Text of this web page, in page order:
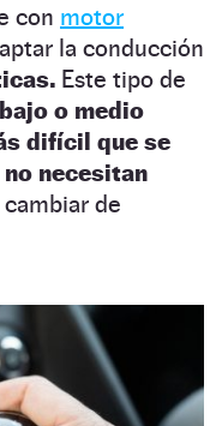
con motor
la conducción
Este tipo de
bajo o medio
difícil que se
no necesitan
cambiar de